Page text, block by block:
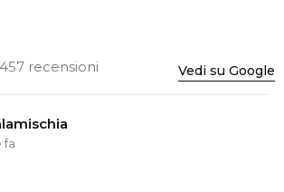
recensioni Vedi su Google
fa